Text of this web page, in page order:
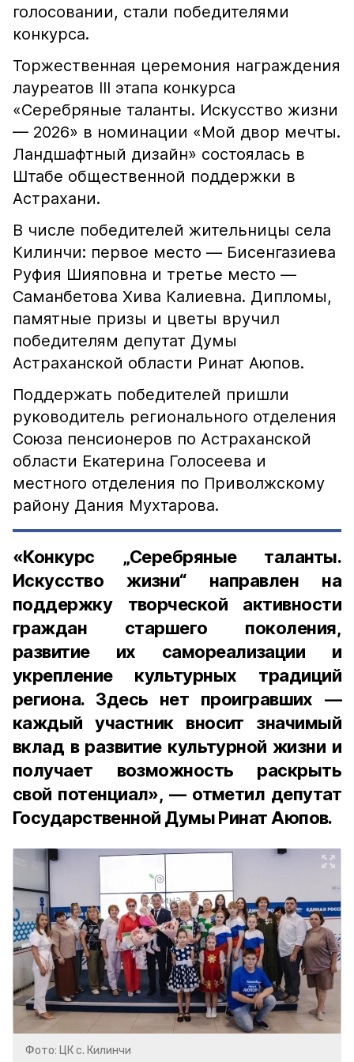
голосовании, стали победителями
конкурса.
Торжественная церемония награждения
лауреатов III этапа конкурса
«Серебряные таланты. Искусство жизни
— 2026» в номинации «Мой двор мечты.
Ландшафтный дизайн» состоялась в
Штабе общественной поддержки в
Астрахани.
В числе победителей жительницы села
Килинчи: первое место — Бисенгазиева
Руфия Шияповна и третье место —
Саманбетова Хива Калиевна. Дипломы,
памятные призы и цветы вручил
победителям депутат Думы
Астраханской области Ринат Аюпов.
Поддержать победителей пришли
руководитель регионального отделения
Союза пенсионеров по Астраханской
области Екатерина Голосеева и
местного отделения по Приволжскому
району Дания Мухтарова.
«Конкурс „Серебряные таланты.
Искусство жизни“ направлен на
поддержку творческой активности
граждан старшего поколения,
развитие их самореализации и
укрепление культурных традиций
региона. Здесь нет проигравших —
каждый участник вносит значимый
вклад в развитие культурной жизни и
получает возможность раскрыть
свой потенциал», — отметил депутат
Государственной Думы Ринат Аюпов.
Фото: ЦК с. Килинчи